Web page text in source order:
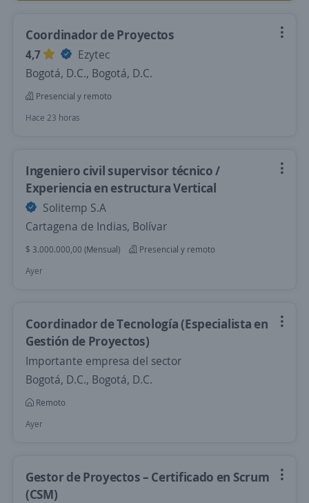
Coordinador de Proyectos
4,7
Ezytec
Bogotá, D.C., Bogotá, D.C.
Presencial y remoto
Hace 23 horas
Ingeniero civil supervisor técnico /
Experiencia en estructura Vertical
Solitemp S.A
Cartagena de Indias, Bolívar
$ 3.000.000,00 (Mensual)
Presencial y remoto
Ayer
Coordinador de Tecnología (Especialista en
Gestión de Proyectos)
Importante empresa del sector
Bogotá, D.C., Bogotá, D.C.
Remoto
Ayer
Gestor de Proyectos – Certificado en Scrum
(CSM)